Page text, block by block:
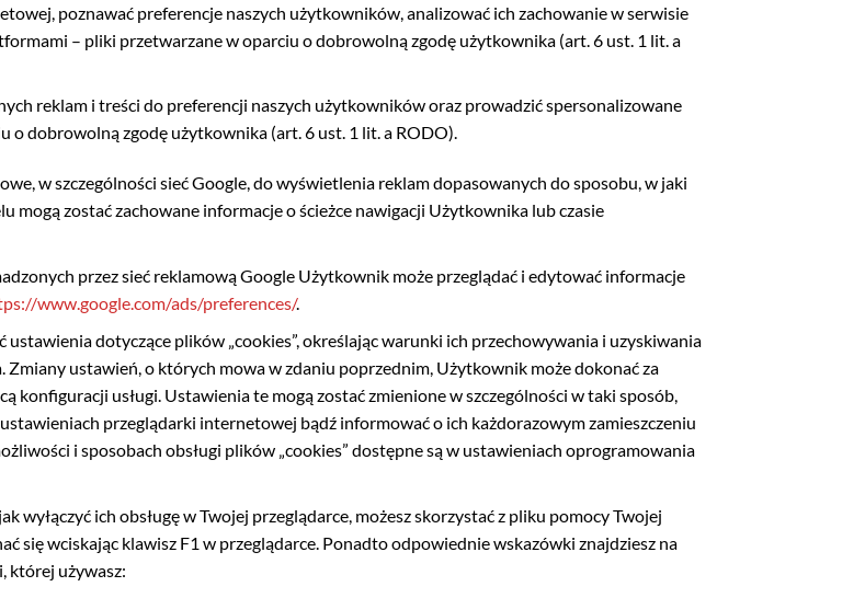
poznawać preferencje naszych użytkowników, analizować ich zachowanie w serwisie
– pliki przetwarzane w oparciu o dobrowolną zgodę użytkownika (art. 6 ust. 1 lit. a
reklam i treści do preferencji naszych użytkowników oraz prowadzić spersonalizowane
dobrowolną zgodę użytkownika (art. 6 ust. 1 lit. a RODO).
w szczególności sieć Google, do wyświetlenia reklam dopasowanych do sposobu, w jaki
zostać zachowane informacje o ścieżce nawigacji Użytkownika lub czasie
przez sieć reklamową Google Użytkownik może przeglądać i edytować informacje
www.google.com/ads/preferences/.
dotyczące plików „cookies”, określając warunki ich przechowywania i uzyskiwania
ustawień, o których mowa w zdaniu poprzednim, Użytkownik może dokonać za
konfiguracji usługi. Ustawienia te mogą zostać zmienione w szczególności w taki sposób,
przeglądarki internetowej bądź informować o ich każdorazowym zamieszczeniu
i sposobach obsługi plików „cookies” dostępne są w ustawieniach oprogramowania
wyłączyć ich obsługę w Twojej przeglądarce, możesz skorzystać z pliku pomocy Twojej
się wciskając klawisz F1 w przeglądarce. Ponadto odpowiednie wskazówki znajdziesz na
której używasz: